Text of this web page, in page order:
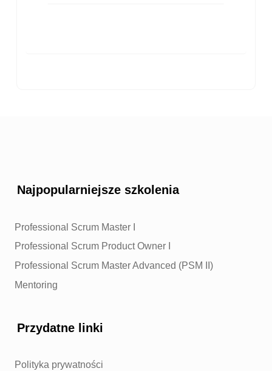
Najpopularniejsze szkolenia
Professional Scrum Master I
Professional Scrum Product Owner I
Professional Scrum Master Advanced (PSM II)
Mentoring
Przydatne linki
Polityka prywatności